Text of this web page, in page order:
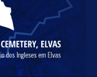
HOGHTON